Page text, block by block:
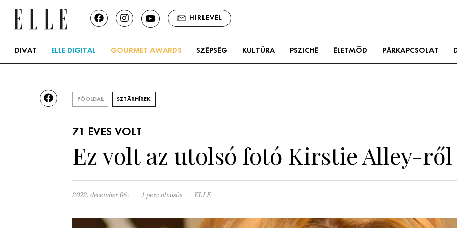
HÍRLEVÉL
DIVAT ELLE DIGITAL GOURMET AWARDS SZÉPSÉG KULTÚRA PSZICHÉ ÉLETMÓD PÁRKAPCSOLAT
FŐOLDAL SZTÁRHÍREK
71 ÉVES VOLT
Ez volt az utolsó fotó Kirstie Alley-
2022. december 06. 1 perc olvasás ELLE